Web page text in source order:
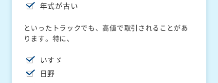
年式が古い
といったトラックでも、高値で取引されることがあ
ります。特に、
いすゞ
日野